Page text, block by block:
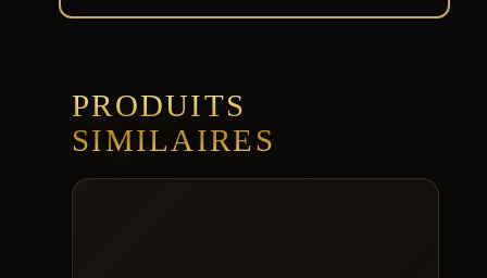
PRODUITS
SIMILAIRES